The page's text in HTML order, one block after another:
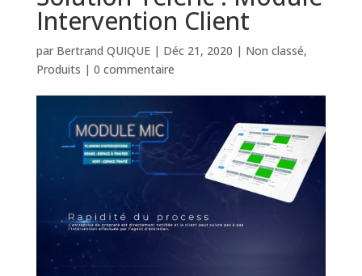
Intervention Client
par Bertrand QUIQUE| Déc 21, 2020 | Non classé,
Produits | 0 commentaire